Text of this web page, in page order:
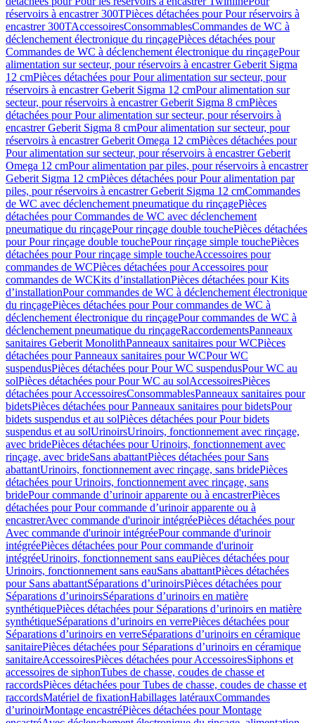
réservoirs à encastrer 300TPièces détachées pour Pour réservoirs à
encastrer 300TAccessoiresConsommablesCommandes de WC à
déclenchement électronique du rinçagePièces détachées pour
Commandes de WC à déclenchement électronique du rinçagePour
alimentation sur secteur, pour réservoirs à encastrer Geberit Sigma
12 cmPièces détachées pour Pour alimentation sur secteur, pour
réservoirs à encastrer Geberit Sigma 12 cmPour alimentation sur
secteur, pour réservoirs à encastrer Geberit Sigma 8 cmPièces
détachées pour Pour alimentation sur secteur, pour réservoirs à
encastrer Geberit Sigma 8 cmPour alimentation sur secteur, pour
réservoirs à encastrer Geberit Omega 12 cmPièces détachées pour
Pour alimentation sur secteur, pour réservoirs à encastrer Geberit
Omega 12 cmPour alimentation par piles, pour réservoirs à encastrer
Geberit Sigma 12 cmPièces détachées pour Pour alimentation par
piles, pour réservoirs à encastrer Geberit Sigma 12 cmCommandes
de WC avec déclenchement pneumatique du rinçagePièces
détachées pour Commandes de WC avec déclenchement
pneumatique du rinçagePour rinçage double touchePièces détachées
pour Pour rinçage double touchePour rinçage simple touchePièces
détachées pour Pour rinçage simple toucheAccessoires pour
commandes de WCPièces détachées pour Accessoires pour
commandes de WCKits d’installationPièces détachées pour Kits
d’installationPour commandes de WC à déclenchement électronique
du rinçagePièces détachées pour Pour commandes de WC à
déclenchement électronique du rinçagePour commandes de WC à
déclenchement pneumatique du rinçageRaccordementsPanneaux
sanitaires Geberit MonolithPanneaux sanitaires pour WCPièces
détachées pour Panneaux sanitaires pour WCPour WC
suspendusPièces détachées pour Pour WC suspendusPour WC au
solPièces détachées pour Pour WC au solAccessoiresPièces
détachées pour AccessoiresConsommablesPanneaux sanitaires pour
bidetsPièces détachées pour Panneaux sanitaires pour bidetsPour
bidets suspendus et au solPièces détachées pour Pour bidets
suspendus et au solUrinoirsUrinoirs, fonctionnement avec rinçage,
avec bridePièces détachées pour Urinoirs, fonctionnement avec
rinçage, avec brideSans abattantPièces détachées pour Sans
abattantUrinoirs, fonctionnement avec rinçage, sans bridePièces
détachées pour Urinoirs, fonctionnement avec rinçage, sans
bridePour commande d’urinoir apparente ou à encastrerPièces
détachées pour Pour commande d’urinoir apparente ou à
encastrerAvec commande d'urinoir intégréePièces détachées pour
Avec commande d'urinoir intégréePour commande d'urinoir
intégréePièces détachées pour Pour commande d'urinoir
intégréeUrinoirs, fonctionnement sans eauPièces détachées pour
Urinoirs, fonctionnement sans eauSans abattantPièces détachées
pour Sans abattantSéparations d’urinoirsPièces détachées pour
Séparations d’urinoirsSéparations d’urinoirs en matière
synthétiquePièces détachées pour Séparations d’urinoirs en matière
synthétiqueSéparations d’urinoirs en verrePièces détachées pour
Séparations d’urinoirs en verreSéparations d’urinoirs en céramique
sanitairePièces détachées pour Séparations d’urinoirs en céramique
sanitaireAccessoiresPièces détachées pour AccessoiresSiphons et
accessoires de siphonTubes de chasse, coudes de chasse et
raccordsPièces détachées pour Tubes de chasse, coudes de chasse et
raccordsMatériel de fixationHabillages latérauxCommandes
dʼurinoirMontage encastréPièces détachées pour Montage